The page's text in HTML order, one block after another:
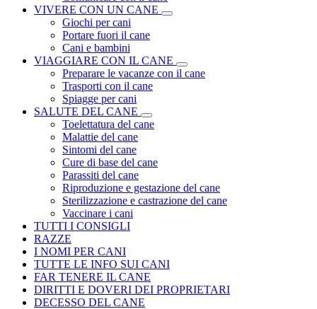
VIVERE CON UN CANE
Giochi per cani
Portare fuori il cane
Cani e bambini
VIAGGIARE CON IL CANE
Preparare le vacanze con il cane
Trasporti con il cane
Spiagge per cani
SALUTE DEL CANE
Toelettatura del cane
Malattie del cane
Sintomi del cane
Cure di base del cane
Parassiti del cane
Riproduzione e gestazione del cane
Sterilizzazione e castrazione del cane
Vaccinare i cani
TUTTI I CONSIGLI
RAZZE
I NOMI PER CANI
TUTTE LE INFO SUI CANI
FAR TENERE IL CANE
DIRITTI E DOVERI DEI PROPRIETARI
DECESSO DEL CANE